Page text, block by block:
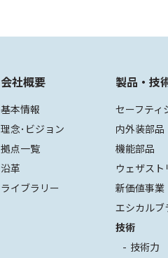
会社概要
基本情報
理念･ビジョン
拠点一覧
沿革
ライブラリー
製品・技
セーフティ
内外装部品
機能部品
ウェザス
新価値事業
エシカルブ
技術
技術力